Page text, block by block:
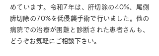
めています。令和7年は、肝切除の40%、尾側
膵切除の70%を低侵襲手術で行いました。他の
病院での治療が困難と診断された患者さんも、
どうぞお気軽にご相談下さい。